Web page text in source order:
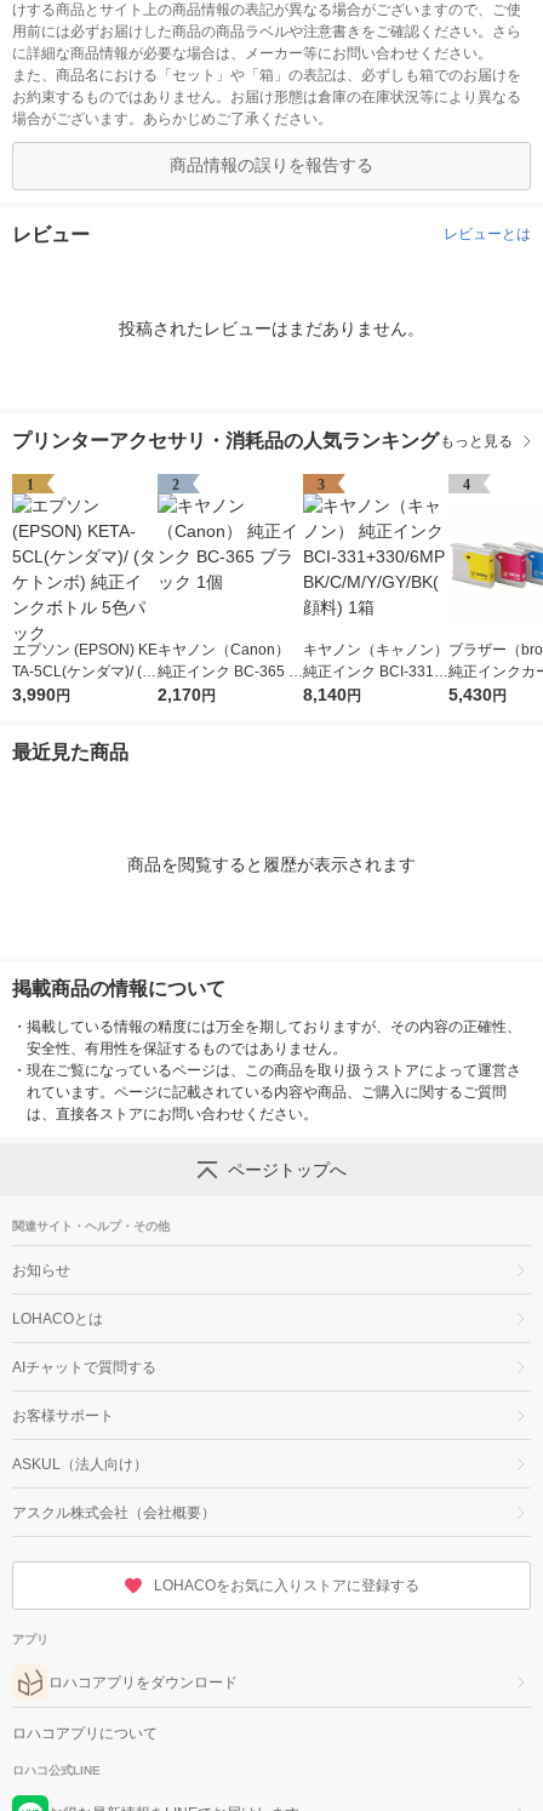
けする商品とサイト上の商品情報の表記が異なる場合がございますので、ご使
用前には必ずお届けした商品の商品ラベルや注意書きをご確認ください。さら
に詳細な商品情報が必要な場合は、メーカー等にお問い合わせください。
また、商品名における「セット」や「箱」の表記は、必ずしも箱でのお届けを
お約束するものではありません。お届け形態は倉庫の在庫状況等により異なる
場合がございます。あらかじめご了承ください。
商品情報の誤りを報告する
レビュー レビューとは
投稿されたレビューはまだありません。
プリンターアクセサリ・消耗品の人気ランキング もっと見る
1
エプソン (EPSON) KE
TA-5CL(ケンダマ)/ (タ
ケトンボ) 純正インク
3,990円
2
キヤノン（Canon）
純正インク BC-365 ブ
ラック 1個
2,170円
3
キヤノン（キャノン）
純正インク BCI-331+
330/6MP BK/C/M/Y/G
8,140円
4
ブラザー（
純正インクカ
ジ LC10-4PK
5,430円
最近見た商品
商品を閲覧すると履歴が表示されます
掲載商品の情報について
・ 掲載している情報の精度には万全を期しておりますが、その内容の正確性、
安全性、有用性を保証するものではありません。
・ 現在ご覧になっているページは、この商品を取り扱うストアによって運営さ
れています。ページに記載されている内容や商品、ご購入に関するご質問
は、直接各ストアにお問い合わせください。
ページトップへ
関連サイト・ヘルプ・その他
お知らせ
LOHACOとは
AIチャットで質問する
お客様サポート
ASKUL（法人向け）
アスクル株式会社（会社概要）
LOHACOをお気に入りストアに登録する
アプリ
ロハコアプリをダウンロード
ロハコアプリについて
ロハコ公式LINE